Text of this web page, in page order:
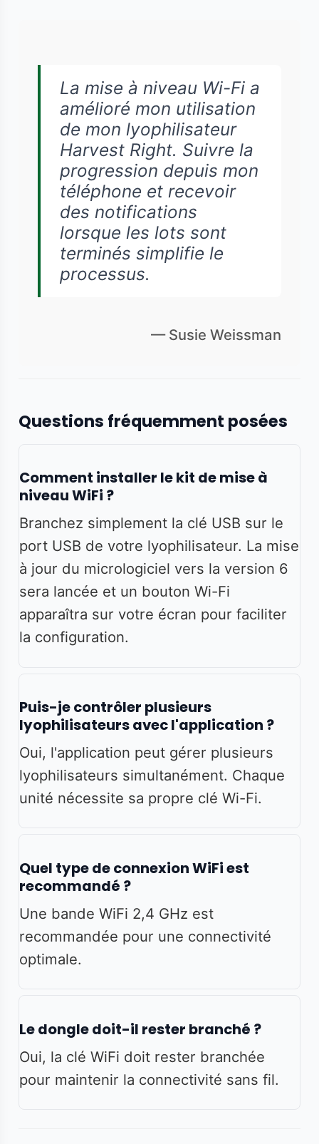
La mise à niveau Wi-Fi a
amélioré mon utilisation
de mon lyophilisateur
Harvest Right. Suivre la
progression depuis mon
téléphone et recevoir
des notifications
lorsque les lots sont
terminés simplifie le
processus.
— Susie Weissman
Questions fréquemment posées
Comment installer le kit de mise à
niveau WiFi ?
Branchez simplement la clé USB sur le
port USB de votre lyophilisateur. La mise
à jour du micrologiciel vers la version 6
sera lancée et un bouton Wi-Fi
apparaîtra sur votre écran pour faciliter
la configuration.
Puis-je contrôler plusieurs
lyophilisateurs avec l'application ?
Oui, l'application peut gérer plusieurs
lyophilisateurs simultanément. Chaque
unité nécessite sa propre clé Wi-Fi.
Quel type de connexion WiFi est
recommandé ?
Une bande WiFi 2,4 GHz est
recommandée pour une connectivité
optimale.
Le dongle doit-il rester branché ?
Oui, la clé WiFi doit rester branchée
pour maintenir la connectivité sans fil.